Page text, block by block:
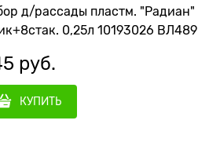
д/рассады пластм. "Радиан"
0,25л 10193026 ВЛ489
руб.
КУПИТЬ